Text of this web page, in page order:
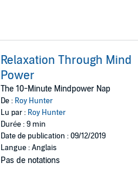
Relaxation Through Mind
Power
The 10-Minute Mindpower Nap
De : Roy Hunter
Lu par : Roy Hunter
Durée : 9 min
Date de publication : 09/12/2019
Langue : Anglais
Pas de notations